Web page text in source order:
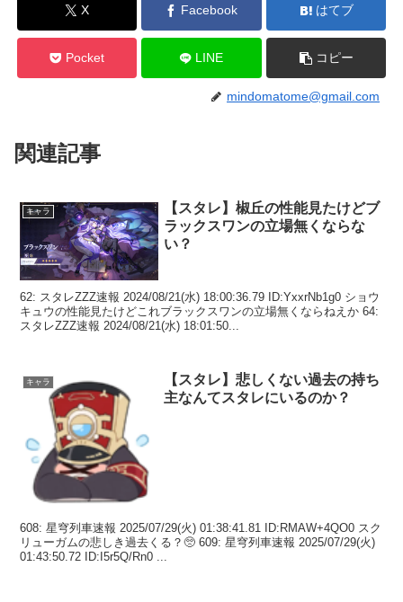
X Facebook はてブ
Pocket LINE コピー
mindomatome@gmail.com
関連記事
キャラ
【スタレ】椒丘の性能見たけどブ
ラックスワンの立場無くならな
い？
62: スタレZZZ速報 2024/08/21(水) 18:00:36.79 ID:YxxrNb1g0 ショウ
キュウの性能見たけどこれブラックスワンの立場無くならねえか 64:
スタレZZZ速報 2024/08/21(水) 18:01:50...
キャラ
【スタレ】悲しくない過去の持ち
主なんてスタレにいるのか？
608: 星穹列車速報 2025/07/29(火) 01:38:41.81 ID:RMAW+4QO0 スク
リューガムの悲しき過去くる？🥺 609: 星穹列車速報 2025/07/29(火)
01:43:50.72 ID:I5r5Q/Rn0 ...